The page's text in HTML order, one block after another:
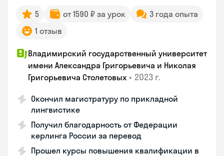
5 от 1590 ₽ за урок
3 года опыта
1 отзыв
Владимирский государственный университет
имени Александра Григорьевича и Николая
Григорьевича Столетовых • 2023 г.
Окончил магистратуру по прикладной
лингвистике
Получил благодарность от Федерации
керлинга России за перевод
Прошел курсы повышения квалификации в